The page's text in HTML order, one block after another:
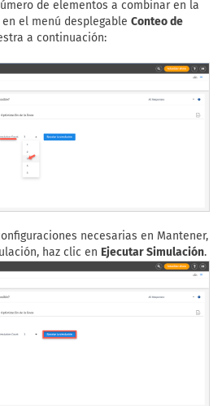
de elementos a combinar en la
el menú desplegable Conteo de
a continuación:
necesarias en Mantener,
haz clic en Ejecutar Simulación.